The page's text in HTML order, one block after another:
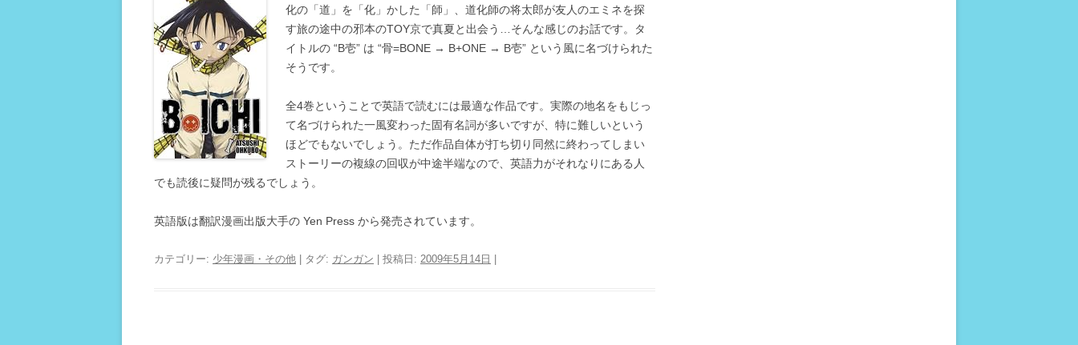
化の「道」を「化」かした「師」、道化師の将太郎が友人のエミネを探
す旅の途中の邪本のTOY京で真夏と出会う…そんな感じのお話です。タ
イトルの “B壱” は “骨=BONE → B+ONE → B壱” という風に名づけられた
そうです。
全4巻ということで英語で読むには最適な作品です。実際の地名をもじっ
て名づけられた一風変わった固有名詞が多いですが、特に難しいという
ほどでもないでしょう。ただ作品自体が打ち切り同然に終わってしまい
ストーリーの複線の回収が中途半端なので、英語力がそれなりにある人
でも読後に疑問が残るでしょう。
英語版は翻訳漫画出版大手の Yen Press から発売されています。
カテゴリー: 少年漫画・その他 | タグ: ガンガン | 投稿日: 2009年5月14日